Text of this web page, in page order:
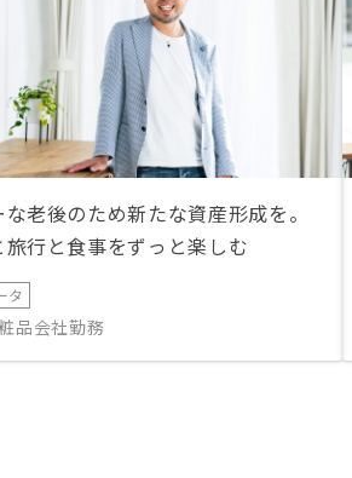
老後のため新たな資産形成を。
旅行と食事をずっと楽しむ
タ
品会社勤務